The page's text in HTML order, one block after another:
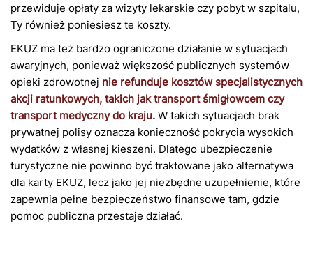
przewiduje opłaty za wizyty lekarskie czy pobyt w szpitalu,
Ty również poniesiesz te koszty.
EKUZ ma też bardzo ograniczone działanie w sytuacjach
awaryjnych, ponieważ większość publicznych systemów
opieki zdrowotnej nie refunduje kosztów specjalistycznych
akcji ratunkowych, takich jak transport śmigłowcem czy
transport medyczny do kraju. W takich sytuacjach brak
prywatnej polisy oznacza konieczność pokrycia wysokich
wydatków z własnej kieszeni. Dlatego ubezpieczenie
turystyczne nie powinno być traktowane jako alternatywa
dla karty EKUZ, lecz jako jej niezbędne uzupełnienie, które
zapewnia pełne bezpieczeństwo finansowe tam, gdzie
pomoc publiczna przestaje działać.